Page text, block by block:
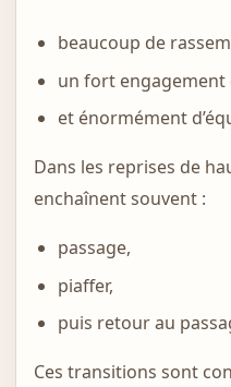
beaucoup de
un fort engagement
et énormément
Dans les reprises de
enchaînent souvent :
passage,
piaffer,
puis retour au
Ces transitions sont